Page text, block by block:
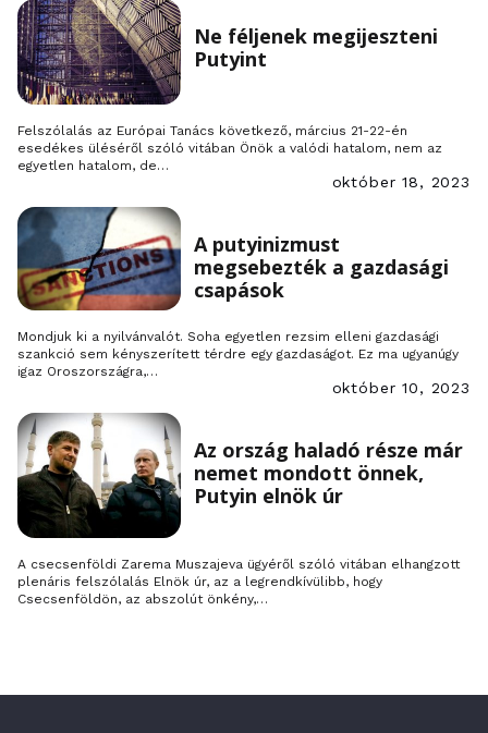
Ne féljenek megijeszteni
Putyint
Felszólalás az Európai Tanács következő, március 21-22-én
esedékes üléséről szóló vitában Önök a valódi hatalom, nem az
egyetlen hatalom, de…
október 18, 2023
A putyinizmust
megsebezték a gazdasági
csapások
Mondjuk ki a nyilvánvalót. Soha egyetlen rezsim elleni gazdasági
szankció sem kényszerített térdre egy gazdaságot. Ez ma ugyanúgy
igaz Oroszországra,…
október 10, 2023
Az ország haladó része már
nemet mondott önnek,
Putyin elnök úr
A csecsenföldi Zarema Muszajeva ügyéről szóló vitában elhangzott
plenáris felszólalás Elnök úr, az a legrendkívülibb, hogy
Csecsenföldön, az abszolút önkény,…